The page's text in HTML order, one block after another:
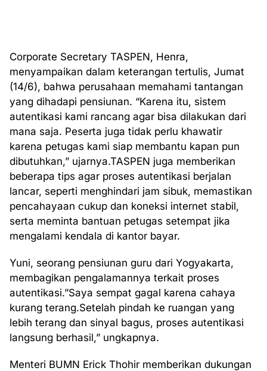
Corporate Secretary TASPEN, Henra,
menyampaikan dalam keterangan tertulis, Jumat
(14/6), bahwa perusahaan memahami tantangan
yang dihadapi pensiunan. “Karena itu, sistem
autentikasi kami rancang agar bisa dilakukan dari
mana saja. Peserta juga tidak perlu khawatir
karena petugas kami siap membantu kapan pun
dibutuhkan,” ujarnya.TASPEN juga memberikan
beberapa tips agar proses autentikasi berjalan
lancar, seperti menghindari jam sibuk, memastikan
pencahayaan cukup dan koneksi internet stabil,
serta meminta bantuan petugas setempat jika
mengalami kendala di kantor bayar.
Yuni, seorang pensiunan guru dari Yogyakarta,
membagikan pengalamannya terkait proses
autentikasi.”Saya sempat gagal karena cahaya
kurang terang.Setelah pindah ke ruangan yang
lebih terang dan sinyal bagus, proses autentikasi
langsung berhasil,” ungkapnya.
Menteri BUMN Erick Thohir memberikan dukungan